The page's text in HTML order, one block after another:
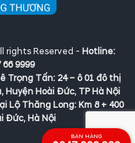
rights Reserved - Hotline:
66 9999
Trọng Tấn: 24 – ô 01 đô thị
Huyện Hoài Đức, TP Hà Nội
Lộ Thăng Long: Km 8 + 400
Đức, Hà Nội
BÁN HÀNG